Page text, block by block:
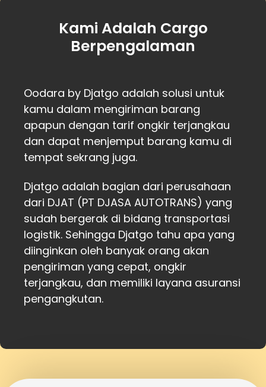
Kami Adalah Cargo
Berpengalaman
Oodara by Djatgo adalah solusi untuk
kamu dalam mengiriman barang
apapun dengan tarif ongkir terjangkau
dan dapat menjemput barang kamu di
tempat sekrang juga.
Djatgo adalah bagian dari perusahaan
dari DJAT (PT DJASA AUTOTRANS) yang
sudah bergerak di bidang transportasi
logistik. Sehingga Djatgo tahu apa yang
diinginkan oleh banyak orang akan
pengiriman yang cepat, ongkir
terjangkau, dan memiliki layana asuransi
pengangkutan.